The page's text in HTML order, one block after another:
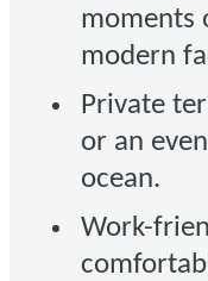
moments
modern
Private
or an
ocean.
Work-